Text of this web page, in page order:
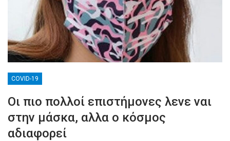
COVID-19
Οι πιο πολλοί επιστήμονες λενε ναι
στην μάσκα, αλλα ο κόσμος
αδιαφορεί